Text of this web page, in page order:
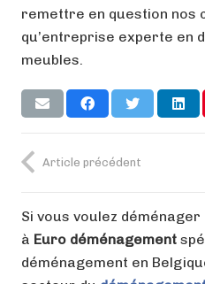
remettre en question nos
qu’entreprise experte en
meubles.
Article précédent
Si vous voulez
à Euro déménagement
déménagement en